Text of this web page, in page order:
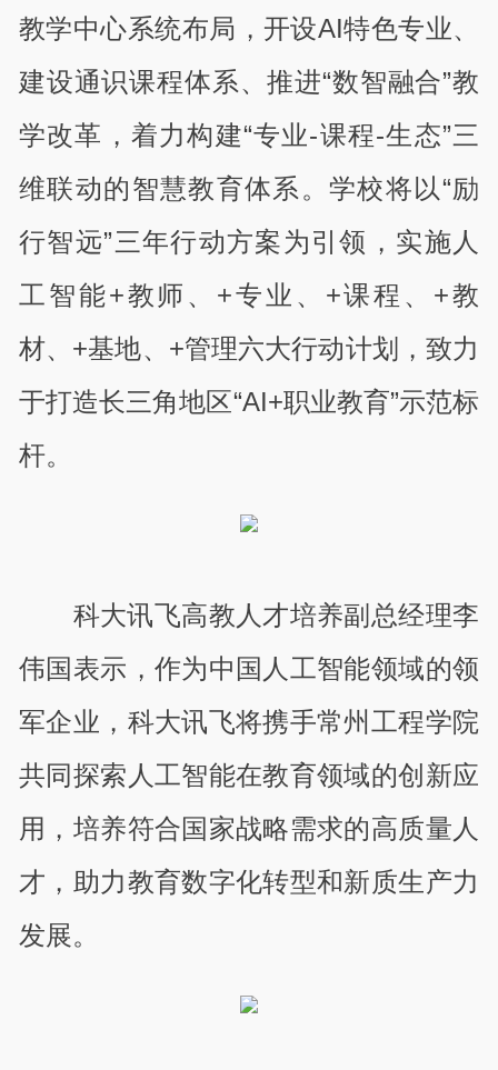
教学中心系统布局，开设AI特色专业、
建设通识课程体系、推进“数智融合”教
学改革，着力构建“专业-课程-生态”三
维联动的智慧教育体系。学校将以“励
行智远”三年行动方案为引领，实施人
工智能+教师、+专业、+课程、+教
材、+基地、+管理六大行动计划，致力
于打造长三角地区“AI+职业教育”示范标
杆。
科大讯飞高教人才培养副总经理李
伟国表示，作为中国人工智能领域的领
军企业，科大讯飞将携手常州工程学院
共同探索人工智能在教育领域的创新应
用，培养符合国家战略需求的高质量人
才，助力教育数字化转型和新质生产力
发展。